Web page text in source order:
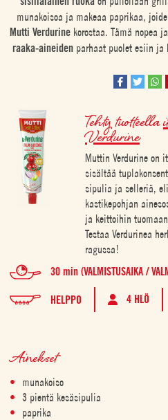
munakoisoa ja makeaa paprikaa,
Mutti Verdurine korostaa. Tämä nopea ja
raaka-aineiden parhaat puolet esiin ja
Tehty tuotteella
Verdurine
Muttin Verdurine on
sisältää
sipulia ja selleriä,
kastikepohjan
ja keittoihin
Testaa Verdurinea
ragussa!
30 min (VALMISTUSAIKA /
HELPPO 4 HLÖ
Ainekset
munakoiso
3 pientä kesäsipulia
paprika